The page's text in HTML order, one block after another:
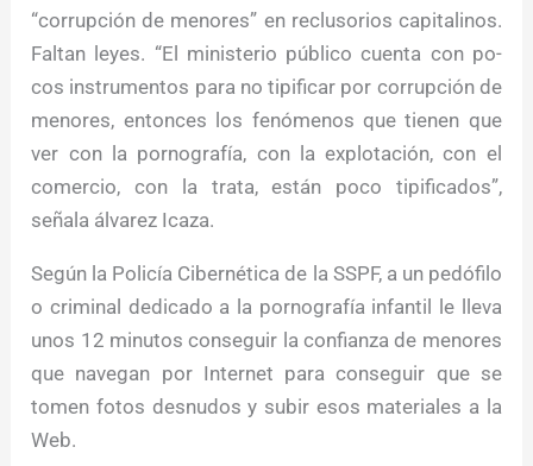
“corrupción de menores” en reclusorios capitalinos.
Faltan leyes. “El ministerio público cuenta con po-
cos instrumentos para no tipificar por corrupción de
menores, entonces los fenómenos que tienen que
ver con la pornografía, con la explotación, con el
comercio, con la trata, están poco tipificados”,
señala álvarez Icaza.
Según la Policía Cibernética de la SSPF, a un pedófilo
o criminal dedicado a la pornografía infantil le lleva
unos 12 minutos conseguir la confianza de menores
que navegan por Internet para conseguir que se
tomen fotos desnudos y subir esos materiales a la
Web.